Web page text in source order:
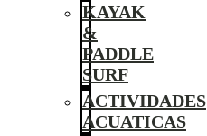
KAYAK
&
PADDLE
SURF
ACTIVIDADES
ACUATICAS